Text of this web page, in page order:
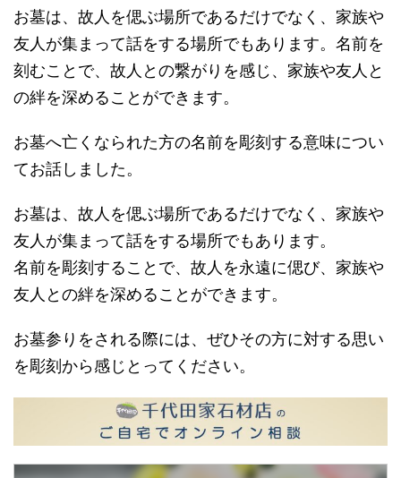
お墓は、故人を偲ぶ場所であるだけでなく、家族や
友人が集まって話をする場所でもあります。名前を
刻むことで、故人との繋がりを感じ、家族や友人と
の絆を深めることができます。
お墓へ亡くなられた方の名前を彫刻する意味につい
てお話しました。
お墓は、故人を偲ぶ場所であるだけでなく、家族や
友人が集まって話をする場所でもあります。
名前を彫刻することで、故人を永遠に偲び、家族や
友人との絆を深めることができます。
お墓参りをされる際には、ぜひその方に対する思い
を彫刻から感じとってください。